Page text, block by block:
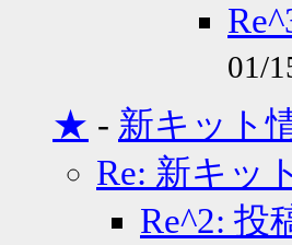
01/
★ - 新キット
Re: 新キッ
Re^2: 投